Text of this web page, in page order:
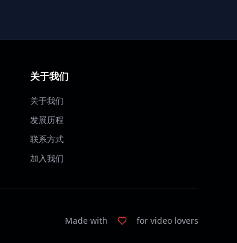
关于我们
关于我们
发展历程
联系方式
加入我们
Made with for video lovers